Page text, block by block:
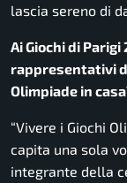
lascia sereno di
Ai Giochi di
rappresentativi
Olimpiade in
“Vivere i Giochi
capita una sola
integrante della